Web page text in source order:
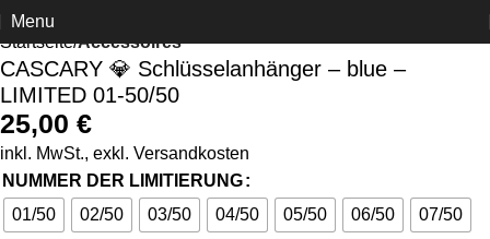
Menu
Startseite Accessoires
CASCARY 💎 Schlüsselanhänger – blue –
LIMITED 01-50/50
25,00 €
inkl. MwSt., exkl. Versandkosten
NUMMER DER LIMITIERUNG
01/50
02/50 03/50 04/50 05/50 06/50 07/50